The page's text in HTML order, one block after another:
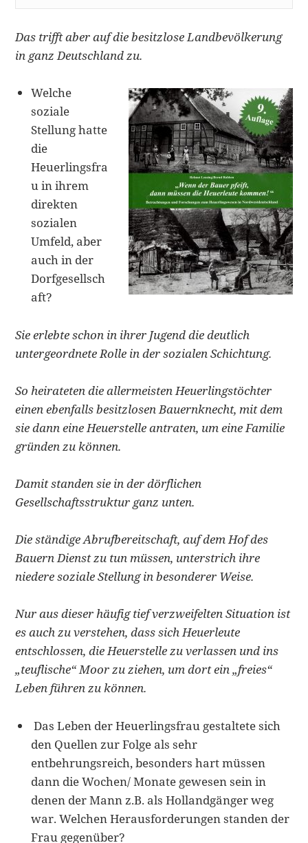
Das trifft aber auf die besitzlose Landbevölkerung
in ganz Deutschland zu.
Welche
soziale
Stellung hatte
die
Heuerlingsfra
u in ihrem
direkten
sozialen
Umfeld, aber
auch in der
Dorfgesellsch
aft?
Sie erlebte schon in ihrer Jugend die deutlich
untergeordnete Rolle in der sozialen Schichtung.
So heirateten die allermeisten Heuerlingstöchter
einen ebenfalls besitzlosen Bauernknecht, mit dem
sie dann eine Heuerstelle antraten, um eine Familie
gründen zu können.
Damit standen sie in der dörflichen
Gesellschaftsstruktur ganz unten.
Die ständige Abrufbereitschaft, auf dem Hof des
Bauern Dienst zu tun müssen, unterstrich ihre
niedere soziale Stellung in besonderer Weise.
Nur aus dieser häufig tief verzweifelten Situation ist
es auch zu verstehen, dass sich Heuerleute
entschlossen, die Heuerstelle zu verlassen und ins
„teuflische“ Moor zu ziehen, um dort ein „freies“
Leben führen zu können.
Das Leben der Heuerlingsfrau gestaltete sich
den Quellen zur Folge als sehr
entbehrungsreich, besonders hart müssen
dann die Wochen/ Monate gewesen sein in
denen der Mann z.B. als Hollandgänger weg
war. Welchen Herausforderungen standen der
Frau gegenüber?